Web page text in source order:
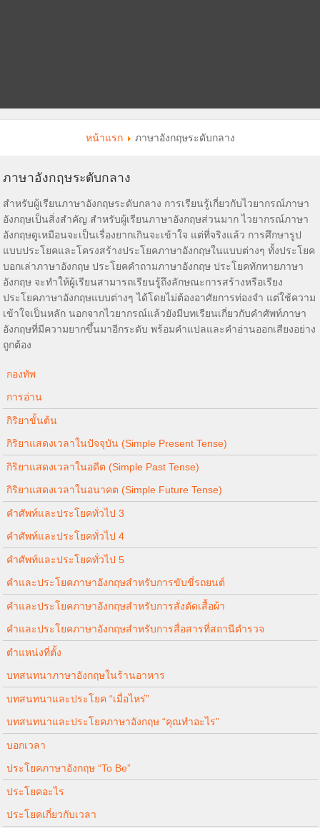
หน้าแรก ภาษาอังกฤษระดับกลาง
ภาษาอังกฤษระดับกลาง
สำหรับผู้เรียนภาษาอังกฤษระดับกลาง การเรียนรู้เกี่ยวกับไวยากรณ์ภาษา
อังกฤษเป็นสิ่งสำคัญ สำหรับผู้เรียนภาษาอังกฤษส่วนมาก ไวยากรณ์ภาษา
อังกฤษดูเหมือนจะเป็นเรื่องยากเกินจะเข้าใจ แต่ที่จริงแล้ว การศึกษารูป
แบบประโยคและโครงสร้างประโยคภาษาอังกฤษในแบบต่างๆ ทั้งประโยค
บอกเล่าภาษาอังกฤษ ประโยคคำถามภาษาอังกฤษ ประโยคทักทายภาษา
อังกฤษ จะทำให้ผู้เรียนสามารถเรียนรู้ถึงลักษณะการสร้างหรือเรียง
ประโยคภาษาอังกฤษแบบต่างๆ ได้โดยไม่ต้องอาศัยการท่องจำ แต่ใช้ความ
เข้าใจเป็นหลัก นอกจากไวยากรณ์แล้วยังมีบทเรียนเกี่ยวกับคำศัพท์ภาษา
อังกฤษที่มีความยากขึ้นมาอีกระดับ พร้อมคำแปลและคำอ่านออกเสียงอย่าง
ถูกต้อง
กองทัพ
การอ่าน
กิริยาขั้นต้น
กิริยาแสดงเวลาในปัจจุบัน (Simple Present Tense)
กิริยาแสดงเวลาในอดีต (Simple Past Tense)
กิริยาแสดงเวลาในอนาคต (Simple Future Tense)
คำศัพท์และประโยคทั่วไป 3
คำศัพท์และประโยคทั่วไป 4
คำศัพท์และประโยคทั่วไป 5
คำและประโยคภาษาอังกฤษสำหรับการขับขี่รถยนต์
คำและประโยคภาษาอังกฤษสำหรับการสั่งตัดเสื้อผ้า
คำและประโยคภาษาอังกฤษสำหรับการสื่อสารที่สถานีตำรวจ
ตำแหน่งที่ตั้ง
บทสนทนาภาษาอังกฤษในร้านอาหาร
บทสนทนาและประโยค “เมื่อไหร่”
บทสนทนาและประโยคภาษาอังกฤษ “คุณทำอะไร”
บอกเวลา
ประโยคภาษาอังกฤษ “To Be”
ประโยคอะไร
ประโยคเกี่ยวกับเวลา